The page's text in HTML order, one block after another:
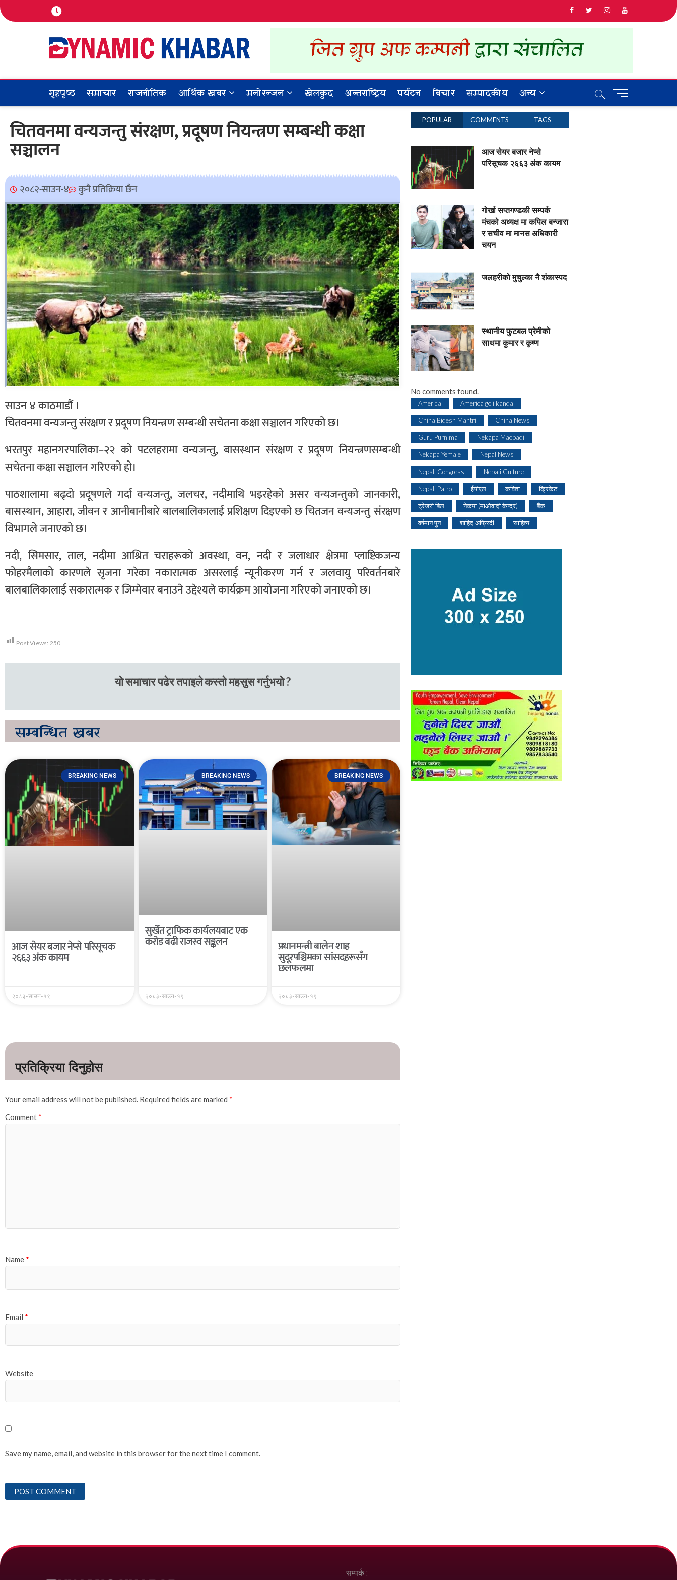
Dynamic Khabar
ALL NEWS IN NEPAL
गृहपृष्ठ समाचार राजनीतिक आर्थिक खबर मनोरन्जन खेलकुद अन्तराष्ट्रिय पर्यटन बिचार सम्पादकीय अन्य
M
चितवनमा वन्यजन्तु संरक्षण, प्रदूषण नियन्त्रण सम्बन्धी कक्षा
सञ्चालन
२०८२-साउन-४ कुनै प्रतिक्रिया छैन
साउन ४ काठमाडौं ।
चितवनमा वन्यजन्तु संरक्षण र प्रदूषण नियन्त्रण सम्बन्धी सचेतना कक्षा सञ्चालन गरिएको छ।
भरतपुर महानगरपालिका–२२ को पटलहरामा वन्यजन्तु, बासस्थान संरक्षण र प्रदूषण नियन्त्रणसम्बन्धी
सचेतना कक्षा सञ्चालन गरिएको हो।
पाठशालामा बढ्दो प्रदूषणले गर्दा वन्यजन्तु, जलचर, नदीमाथि भइरहेको असर वन्यजन्तुको जानकारी,
बासस्थान, आहारा, जीवन र आनीबानीबारे बालबालिकालाई प्रशिक्षण दिइएको छ चितजन वन्यजन्तु संरक्षण
विभागले जनाएको छ।
नदी, सिमसार, ताल, नदीमा आश्रित चराहरूको अवस्था, वन, नदी र जलाधार क्षेत्रमा प्लाष्टिकजन्य
फोहरमैलाको कारणले सृजना गरेका नकारात्मक असरलाई न्यूनीकरण गर्न र जलवायु परिवर्तनबारे
बालबालिकालाई सकारात्मक र जिम्मेवार बनाउने उद्देश्यले कार्यक्रम आयोजना गरिएको जनाएको छ।
Post Views: 250
यो समाचार पढेर तपाइले कस्तो महसुस गर्नुभयो ?
सम्बन्धित खबर
BREAKING NEWS
आज सेयर बजार नेप्से परिसूचक
२६६३ अंक कायम
२०८३-साउन-१९
BREAKING NEWS
सुर्खेत ट्राफिक कार्यलयबाट एक
करोड बढी राजस्व सङ्कलन
२०८३-साउन-१९
BREAKING NEWS
प्रधानमन्त्री बालेन शाह
सुदूरपश्चिमका सांसदहरूसँग
छलफलमा
२०८३-साउन-१९
Your email address will not be published. Required fields are marked *
Comment *
Name *
Email *
Website
Save my name, email, and website in this browser for the next time I comment.
POPULAR COMMENTS TAGS
आज सेयर बजार नेप्से
परिसूचक २६६३ अंक कायम
गोर्खा सप्तगण्डकी सम्पर्क
मंचको अध्यक्ष मा कपिल बन्जारा
र सचीव मा मानस अधिकारी
चयन
जलहरीको मुचुल्का नै शंंकास्पद
स्थानीय फुटबल प्रेमीको
साथमा कुमार र कृष्ण
No comments found.
America America goli kanda
China Bidesh Mantri China News
Guru Purnima Nekapa Maobadi
Nekapa Yemale Nepal News
Nepali Congress Nepali Culture
Nepali Patro ईपीएल कविता क्रिकेट
ट्रेजरी बिल नेकपा (माओवादी केन्द्र) बैंक
वर्षमान पुन शाहिद अफ्रिदी साहित्य
सम्पर्क :